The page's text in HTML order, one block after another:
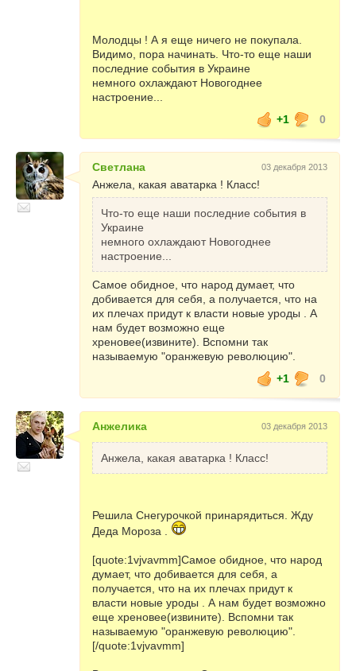
Молодцы ! А я еще ничего не покупала.
Видимо, пора начинать. Что-то еще наши
последние события в Украине
немного охлаждают Новогоднее
настроение...
+1
0
Светлана 03 декабря 2013
Анжела, какая аватарка ! Класс!
Что-то еще наши последние события в
Украине
немного охлаждают Новогоднее
настроение...
Самое обидное, что народ думает, что
добивается для себя, а получается, что на
их плечах придут к власти новые уроды . А
нам будет возможно еще
хреновее(извините). Вспомни так
называемую "оранжевую революцию".
+1
0
Анжелика 03 декабря 2013
Анжела, какая аватарка ! Класс!
Решила Снегурочкой принарядиться. Жду
Деда Мороза .
[quote:1vjvavmm]Самое обидное, что народ
думает, что добивается для себя, а
получается, что на их плечах придут к
власти новые уроды . А нам будет возможно
еще хреновее(извините). Вспомни так
называемую "оранжевую революцию".
[/quote:1vjvavmm]